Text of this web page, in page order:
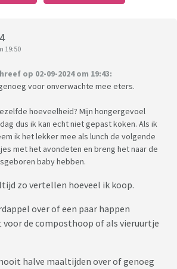
19:50
op 02-09-2024 om 19:43:
voor onverwachte mee eters.
hoeveelheid? Mijn hongergevoel
dus ik kan echt niet gepast koken. Als ik
ik het lekker mee als lunch de volgende
met het avondeten en breng het naar de
baby hebben.
zo vertellen hoeveel ik koop.
over of een paar happen
voor de composthoop of als vieruurtje
halve maaltijden over of genoeg